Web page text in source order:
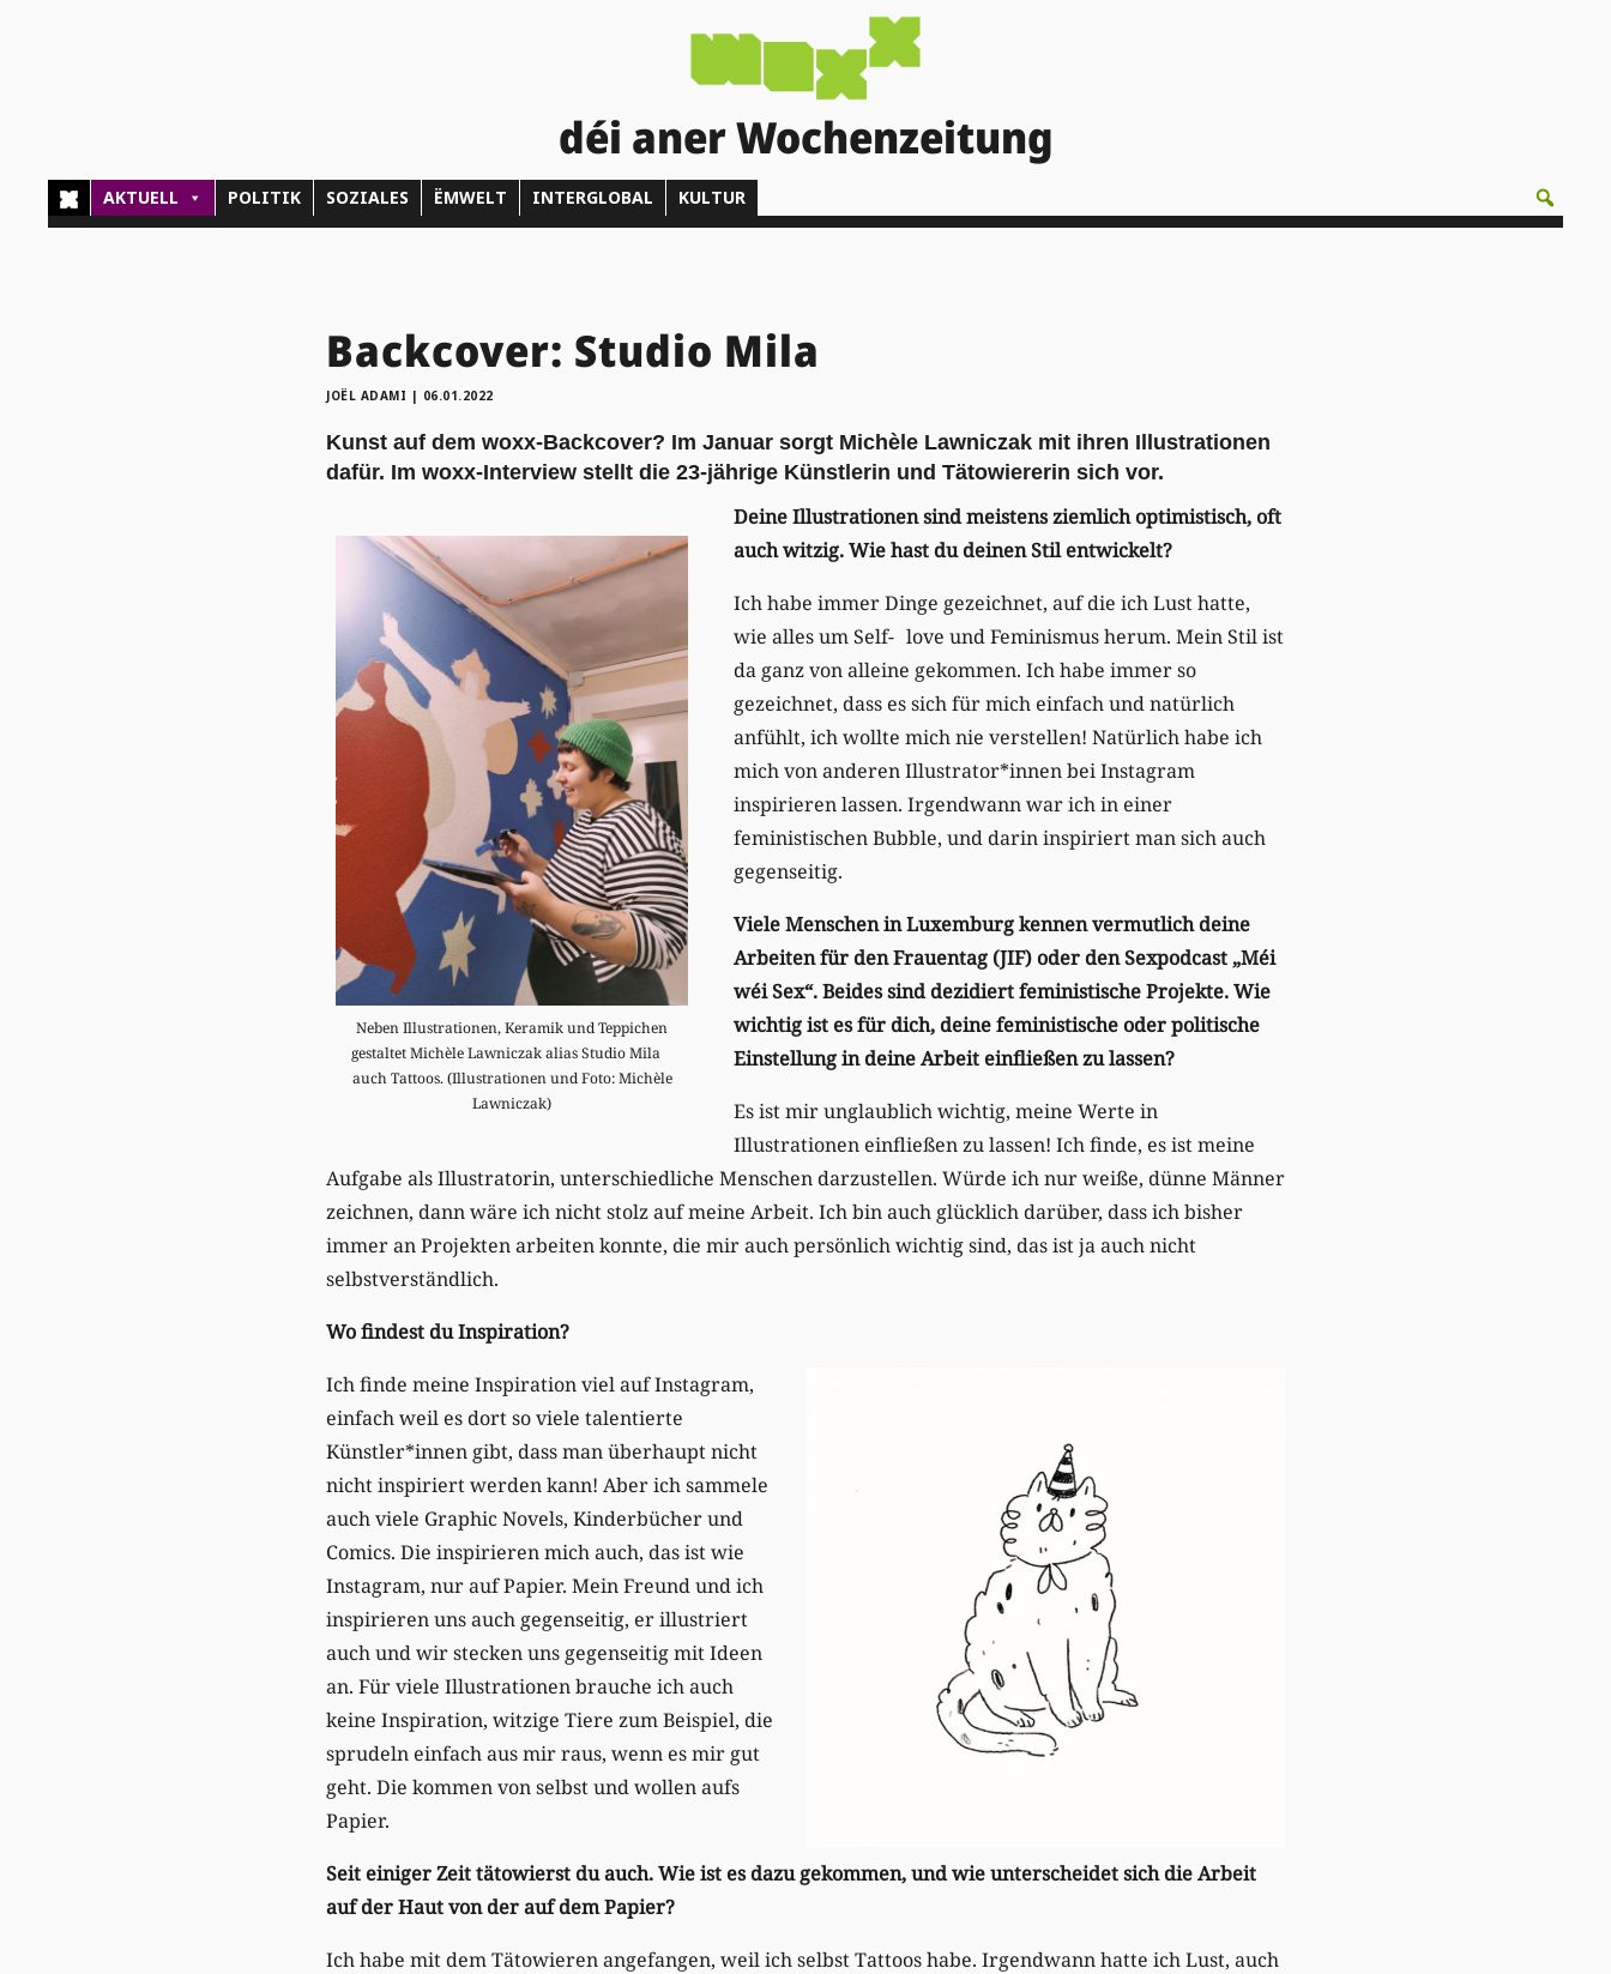
déi aner Wochenzeitung
AKTUELL POLITIK SOZIALES ËMWELT INTERGLOBAL KULTUR
Backcover: Studio Mila
JOËL ADAMI | 06.01.2022
Kunst auf dem woxx-Backcover? Im Januar sorgt Michèle Lawniczak mit ihren Illustrationen
dafür. Im woxx-Interview stellt die 23-jährige Künstlerin und Tätowiererin sich vor.
Neben Illustrationen, Keramik und Teppichen
gestaltet Michèle Lawniczak alias Studio Mila
auch Tattoos. (Illustrationen und Foto: Michèle
Lawniczak)
Deine Illustrationen sind meistens ziemlich optimistisch, oft
auch witzig. Wie hast du deinen Stil entwickelt?
Ich habe immer Dinge gezeichnet, auf die ich Lust hatte,
wie alles um Self- love und Feminismus herum. Mein Stil ist
da ganz von alleine gekommen. Ich habe immer so
gezeichnet, dass es sich für mich einfach und natürlich
anfühlt, ich wollte mich nie verstellen! Natürlich habe ich
mich von anderen Illustrator*innen bei Instagram
inspirieren lassen. Irgendwann war ich in einer
feministischen Bubble, und darin inspiriert man sich auch
gegenseitig.
Viele Menschen in Luxemburg kennen vermutlich deine
Arbeiten für den Frauentag (JIF) oder den Sexpodcast „Méi
wéi Sex“. Beides sind dezidiert feministische Projekte. Wie
wichtig ist es für dich, deine feministische oder politische
Einstellung in deine Arbeit einfließen zu lassen?
Es ist mir unglaublich wichtig, meine Werte in
Illustrationen einfließen zu lassen! Ich finde, es ist meine
Aufgabe als Illustratorin, unterschiedliche Menschen darzustellen. Würde ich nur weiße, dünne Männer
zeichnen, dann wäre ich nicht stolz auf meine Arbeit. Ich bin auch glücklich darüber, dass ich bisher
immer an Projekten arbeiten konnte, die mir auch persönlich wichtig sind, das ist ja auch nicht
selbstverständlich.
Wo findest du Inspiration?
Ich finde meine Inspiration viel auf Instagram,
einfach weil es dort so viele talentierte
Künstler*innen gibt, dass man überhaupt nicht
nicht inspiriert werden kann! Aber ich sammele
auch viele Graphic Novels, Kinderbücher und
Comics. Die inspirieren mich auch, das ist wie
Instagram, nur auf Papier. Mein Freund und ich
inspirieren uns auch gegenseitig, er illustriert
auch und wir stecken uns gegenseitig mit Ideen
an. Für viele Illustrationen brauche ich auch
keine Inspiration, witzige Tiere zum Beispiel, die
sprudeln einfach aus mir raus, wenn es mir gut
geht. Die kommen von selbst und wollen aufs
Papier.
Seit einiger Zeit tätowierst du auch. Wie ist es dazu gekommen, und wie unterscheidet sich die Arbeit
auf der Haut von der auf dem Papier?
Ich habe mit dem Tätowieren angefangen, weil ich selbst Tattoos habe. Irgendwann hatte ich Lust, auch